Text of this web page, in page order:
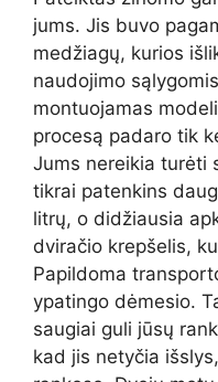
jums. Jis buvo
medžiagų, kurios
naudojimo
montuojamas
procesą padaro tik
Jums nereikia turėti
tikrai patenkins
litrų, o didžiausia
dviračio krepšelis,
Papildoma
ypatingo dėmesio.
saugiai guli jūsų
kad jis netyčia